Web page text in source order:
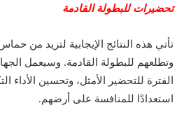
تحضيرات للبطولة القادمة
تأتي هذه النتائج الإيجابية لتزيد من
وتطلعهم للبطولة القادمة. وسيعمل
الفترة للتحضير الأمثل، وتحسين الأداء
استعدادًا للمنافسة على أرضهم.